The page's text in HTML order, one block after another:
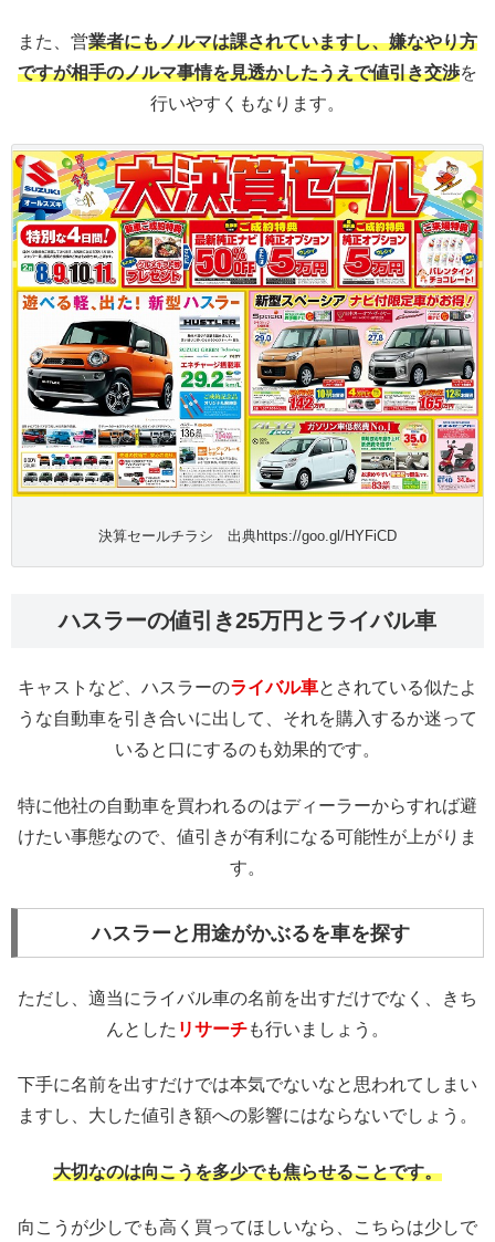
また、営業者にもノルマは課されていますし、嫌なやり方
ですが相手のノルマ事情を見透かしたうえで値引き交渉を
行いやすくもなります。
決算セールチラシ 出典https://goo.gl/HYFiCD
ハスラーの値引き25万円とライバル車
キャストなど、ハスラーのライバル車とされている似たよ
うな自動車を引き合いに出して、それを購入するか迷って
いると口にするのも効果的です。
特に他社の自動車を買われるのはディーラーからすれば避
けたい事態なので、値引きが有利になる可能性が上がりま
す。
ハスラーと用途がかぶるを車を探す
ただし、適当にライバル車の名前を出すだけでなく、きち
んとした リサーチも行いましょう。
下手に名前を出すだけでは本気でないなと思われてしまい
ますし、大した値引き額への影響にはならないでしょう。
大切なのは向こうを多少でも焦らせることです。
向こうが少しでも高く買ってほしいなら、こちらは少しで